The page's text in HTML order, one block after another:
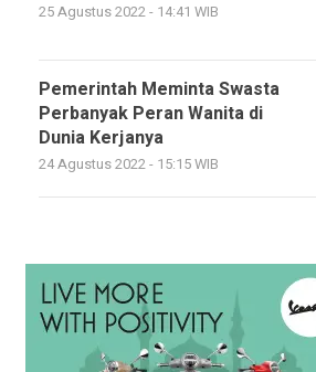
25 Agustus 2022 - 14:41 WIB
Pemerintah Meminta Swasta
Perbanyak Peran Wanita di
Dunia Kerjanya
24 Agustus 2022 - 15:15 WIB